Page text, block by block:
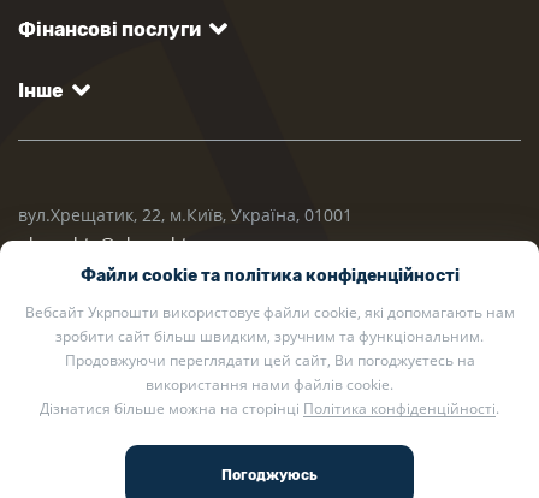
Фінансові послуги
Інше
вул.Хрещатик, 22, м.Київ, Україна, 01001
ukrposhta@ukrposhta.ua
2002 — 2026 Укрпошта. Всі права захищено.
Політика конфіденційності
Файли cookie та політика конфіденційності
Вебсайт Укрпошти використовує файли cookie, які допомагають нам
зробити сайт більш швидким, зручним та функціональним.
Продовжуючи переглядати цей сайт, Ви погоджуєтесь на
використання нами файлів cookie.
Дізнатися більше можна на сторінці Політика конфіденційності.